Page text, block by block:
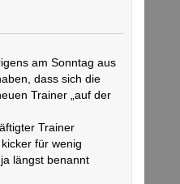
am Sonntag aus
dass sich die
Trainer „auf der
Trainer
für wenig
längst benannt